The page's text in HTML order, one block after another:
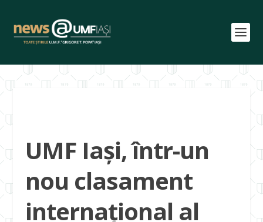
UMF Iași, într-un
nou clasament
internațional al